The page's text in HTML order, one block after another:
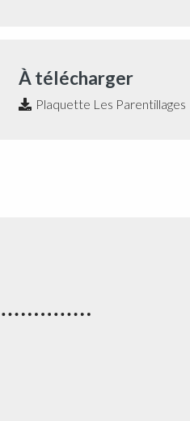
À télécharger
Plaquette Les Parentillages